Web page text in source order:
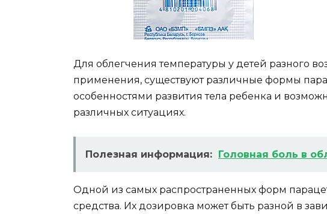
Для облегчения температуры у детей разного
применения, существуют различные формы
особенностями развития тела ребенка и
различных ситуациях.
Полезная информация: Головная боль в
Одной из самых распространенных форм
средства. Их дозировка может быть разной в